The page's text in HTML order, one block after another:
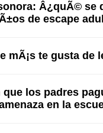
Â¿quÃ© se
de escape
mÃ¡s te gusta de
que los padres
en la